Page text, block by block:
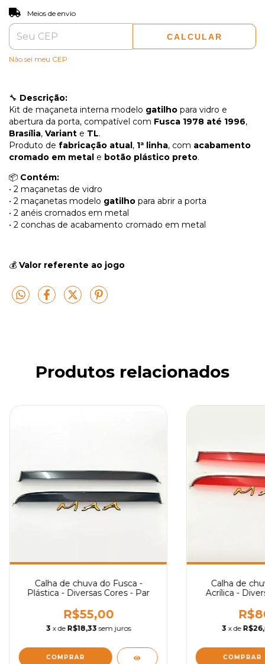
Entregas para o CEP:
Meios de envio
CALCULAR
Não sei meu CEP
🔧 Descrição:
Kit de maçaneta interna modelo gatilho para vidro e
abertura da porta, compatível com Fusca 1978 até 1996,
Brasília, Variant e TL.
Produto de fabricação atual, 1ª linha, com acabamento
cromado em metal e botão plástico preto.
📦 Contém:
• 2 maçanetas de vidro
• 2 maçanetas modelo gatilho para abrir a porta
• 2 anéis cromados em metal
• 2 conchas de acabamento cromado em metal
💰 Valor referente ao jogo
Produtos relacionados
Calha de chuva do Fusca -
Plástica - Diversas Cores - Par
R$55,00
3 x de R$18,33 sem juros
COMPRAR
Calha de
Acrílica -
3 x de
COMPRAR